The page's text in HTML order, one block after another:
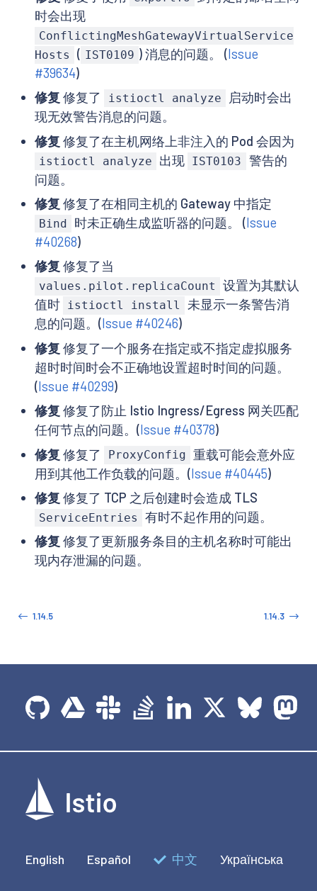
时会出现
ConflictingMeshGatewayVirtualService
Hosts
( IST0109 ) 消息的问题。 (Issue
#39634)
修复 修复了 istioctl analyze
启动时会出
现无效警告消息的问题。
修复 修复了在主机网络上非注入的 Pod 会因为
istioctl analyze 出现 IST0103
警告的
问题。
修复 修复了在相同主机的 Gateway 中指定
Bind 时未正确生成监听器的问题。 (Issue
#40268)
修复 修复了当
values.pilot.replicaCount
设置为其默认
值时 istioctl install
未显示一条警告消
息的问题。(Issue #40246)
修复 修复了一个服务在指定或不指定虚拟服务
超时时间时会不正确地设置超时时间的问题。
(Issue #40299)
修复 修复了防止 Istio Ingress/Egress 网关匹配
任何节点的问题。(Issue #40378)
修复 修复了 ProxyConfig 重载可能会意外应
用到其他工作负载的问题。(Issue #40445)
修复 修复了 TCP 之后创建时会造成 TLS
ServiceEntries
有时不起作用的问题。
修复 修复了更新服务条目的主机名称时可能出
现内存泄漏的问题。
1.14.5 1.14.3
English Español 中文 Українська